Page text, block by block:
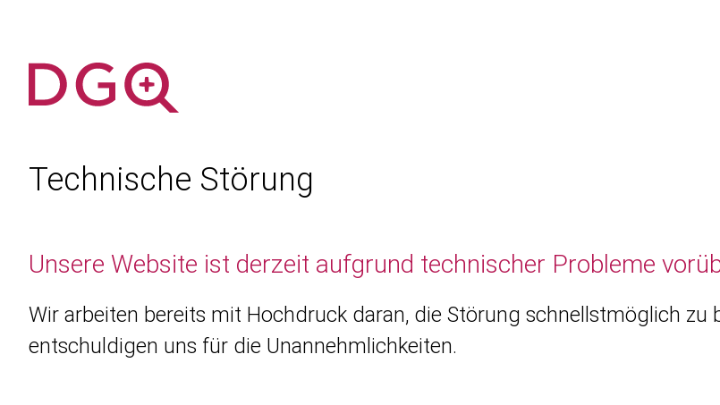
Technische Störung
Unsere Website ist derzeit aufgrund technischer Probleme
Wir arbeiten bereits mit Hochdruck daran, die Störung schnellstmöglich zu
entschuldigen uns für die Unannehmlichkeiten.